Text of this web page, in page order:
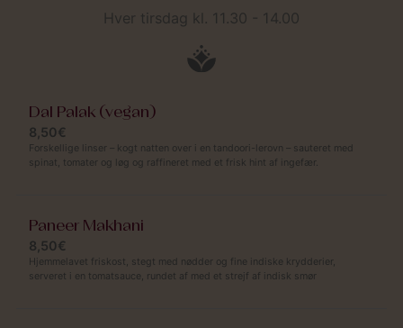
Hver tirsdag kl. 11.30 - 14.00
Dal Palak (vegan)
8,50€
Forskellige linser – kogt natten over i en tandoori-lerovn – sauteret med
spinat, tomater og løg og raffineret med et frisk hint af ingefær.
Paneer Makhani
8,50€
Hjemmelavet friskost, stegt med nødder og fine indiske krydderier,
serveret i en tomatsauce, rundet af med et strejf af indisk smør